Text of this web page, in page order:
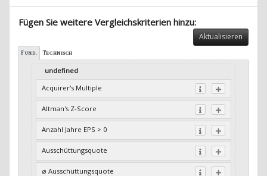
Fügen Sie weitere Vergleichskriterien hinzu:
Aktualisieren
Fund. Technisch
undefined
Acquirer's Multiple
Altman's Z-Score
Anzahl Jahre EPS > 0
Ausschüttungsquote
ø Ausschüttungsquote